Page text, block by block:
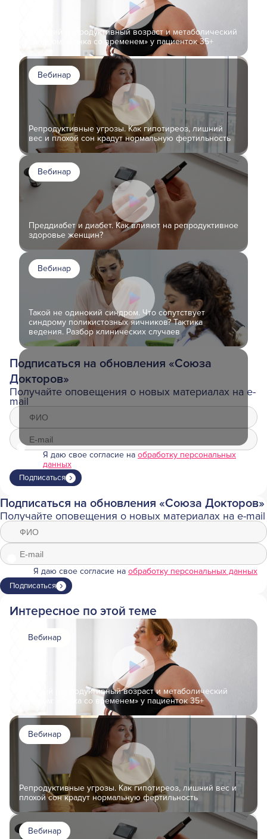
Поздний репродуктивный возраст и метаболический
синдром: «Гонка со временем» у пациенток 35+
Вебинар
Репродуктивные угрозы. Как гипотиреоз, лишний
вес и плохой сон крадут нормальную фертильность
Вебинар
Преддиабет и диабет. Как влияют на репродуктивное
здоровье женщин?
Вебинар
Такой не одинокий синдром. Что сопутствует
синдрому поликистозных яичников? Тактика
ведения. Разбор клинических случаев
Подписаться на обновления «Союза
Докторов»
Получайте оповещения о новых материалах на e-
mail
Я даю свое согласие на обработку персональных
данных
Подписаться
Подписаться на обновления «Союза Докторов»
Получайте оповещения о новых материалах на e-mail
Я даю свое согласие на обработку персональных данных
Подписаться
Интересное по этой теме
Вебинар
Поздний репродуктивный возраст и метаболический
синдром: «Гонка со временем» у пациенток 35+
Вебинар
Репродуктивные угрозы. Как гипотиреоз, лишний вес и
плохой сон крадут нормальную фертильность
Вебинар